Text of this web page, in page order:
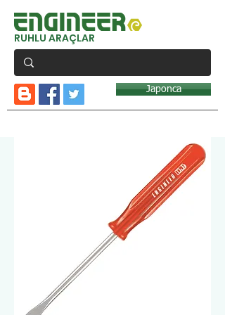
RUHLU ARAÇLAR
Japonca